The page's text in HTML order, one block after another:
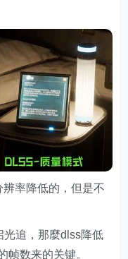
率降低的，但是不
光追，那麼dlss降低
帧数来的关键。